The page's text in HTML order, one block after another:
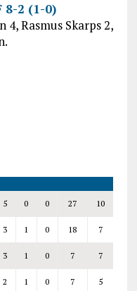
8-2 (1-0)
4, Rasmus Skarps 2,
5 0 0 27 10
3 1 0 18 7
3 1 0 7 7
2 1 0 7 5